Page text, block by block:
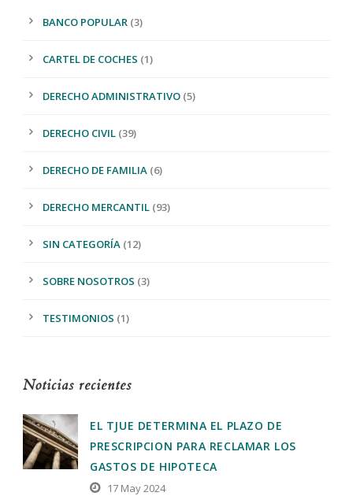
BANCO POPULAR (3)
CARTEL DE COCHES (1)
DERECHO ADMINISTRATIVO (5)
DERECHO CIVIL (39)
DERECHO DE FAMILIA (6)
DERECHO MERCANTIL (93)
SIN CATEGORÍA (12)
SOBRE NOSOTROS (3)
TESTIMONIOS (1)
Noticias recientes
EL TJUE DETERMINA EL PLAZO DE
PRESCRIPCION PARA RECLAMAR LOS
GASTOS DE HIPOTECA
17 May 2024